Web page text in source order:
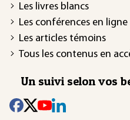
Les livres blancs
Les conférences en ligne
Les articles témoins
Tous les contenus en
Un suivi selon vos